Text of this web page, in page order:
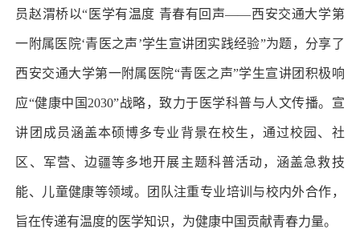
员赵渭桥以“医学有温度 青春有回声——西安交通大学第
一附属医院‘青医之声’学生宣讲团实践经验”为题，分享了
西安交通大学第一附属医院“青医之声”学生宣讲团积极响
应“健康中国2030”战略，致力于医学科普与人文传播。宣
讲团成员涵盖本硕博多专业背景在校生，通过校园、社
区、军营、边疆等多地开展主题科普活动，涵盖急救技
能、儿童健康等领域。团队注重专业培训与校内外合作，
旨在传递有温度的医学知识，为健康中国贡献青春力量。